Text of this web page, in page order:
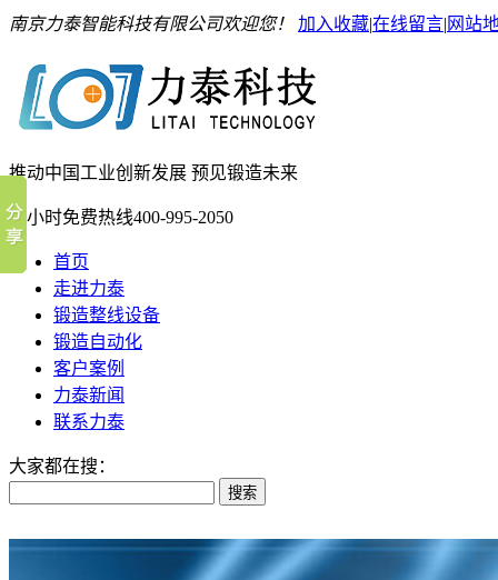
南京力泰智能科技有限公司欢迎您！ 加入收藏|在线留言| 网站
推动中国工业创新发展 预见锻造未来
24小时免费热线400-995-2050
首页
走进力泰
锻造整线设备
锻造自动化
客户案例
力泰新闻
联系力泰
大家都在搜：